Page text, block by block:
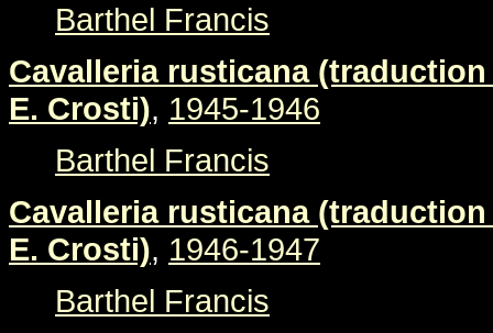
Barthel Francis
Cavalleria rusticana
E. Crosti), 1945-1946
Barthel Francis
Cavalleria rusticana
E. Crosti), 1946-1947
Barthel Francis